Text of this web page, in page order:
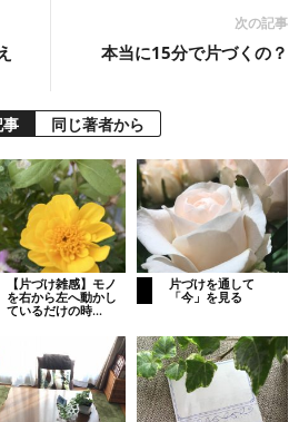
次の記事
本当に15分で片づくの？
同じ著者から
【片づけ雑感】モノ
を右から左へ動かし
ているだけの時...
片づけを通して
「今」を見る